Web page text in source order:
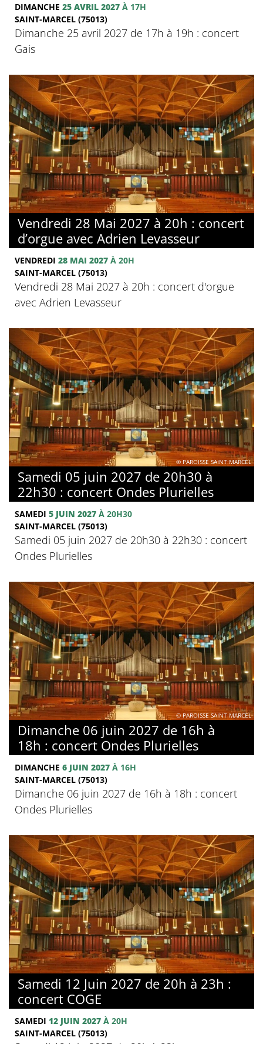
DIMANCHE 25 AVRIL 2027 À 17H
SAINT-MARCEL (75013)
Dimanche 25 avril 2027 de 17h à 19h : concert
Gais
Vendredi 28 Mai 2027 à 20h : concert
d’orgue avec Adrien Levasseur
VENDREDI 28 MAI 2027 À 20H
SAINT-MARCEL (75013)
Vendredi 28 Mai 2027 à 20h : concert d'orgue
avec Adrien Levasseur
© PAROISSE SAINT MARCEL
Samedi 05 juin 2027 de 20h30 à
22h30 : concert Ondes Plurielles
SAMEDI 5 JUIN 2027 À 20H30
SAINT-MARCEL (75013)
Samedi 05 juin 2027 de 20h30 à 22h30 : concert
Ondes Plurielles
© PAROISSE SAINT MARCEL
Dimanche 06 juin 2027 de 16h à
18h : concert Ondes Plurielles
DIMANCHE 6 JUIN 2027 À 16H
SAINT-MARCEL (75013)
Dimanche 06 juin 2027 de 16h à 18h : concert
Ondes Plurielles
Samedi 12 Juin 2027 de 20h à 23h :
concert COGE
SAMEDI 12 JUIN 2027 À 20H
SAINT-MARCEL (75013)